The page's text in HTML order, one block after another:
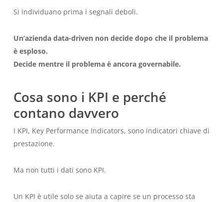
Si individuano prima i segnali deboli.
Un’azienda data-driven non decide dopo che il problema
è esploso.
Decide mentre il problema è ancora governabile.
Cosa sono i KPI e perché
contano davvero
I KPI, Key Performance Indicators, sono indicatori chiave di
prestazione.
Ma non tutti i dati sono KPI.
Un KPI è utile solo se aiuta a capire se un processo sta